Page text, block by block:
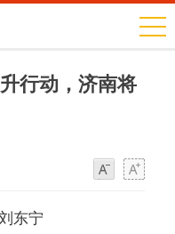
行动，济南将
东宁